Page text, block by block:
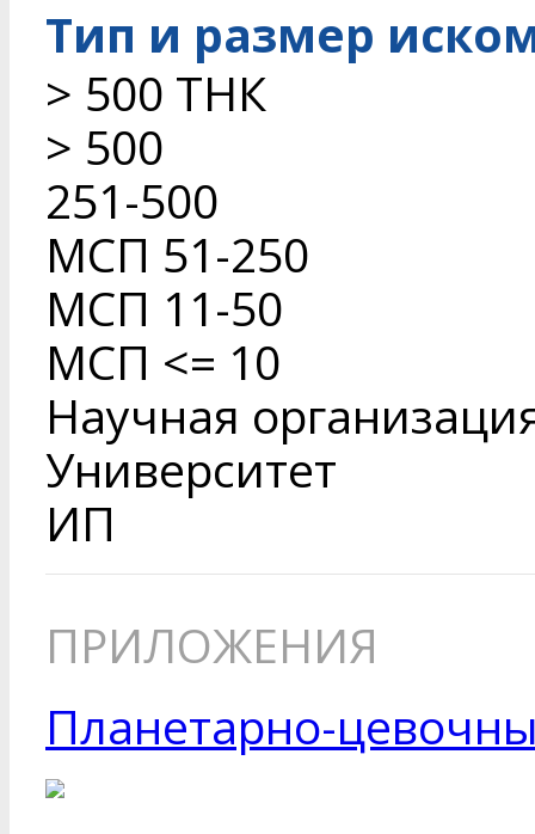
Тип и размер
> 500 ТНК
> 500
251-500
МСП 51-250
МСП 11-50
МСП <= 10
Научная
Университет
ИП
ПРИЛОЖЕНИЯ
Планетарно-